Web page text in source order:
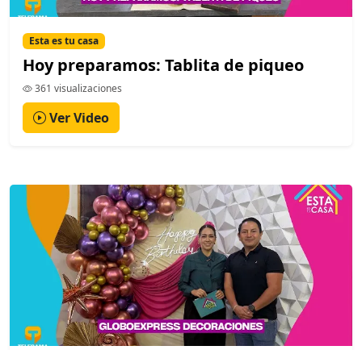
Esta es tu casa
Hoy preparamos: Tablita de piqueo
361 visualizaciones
Ver Video